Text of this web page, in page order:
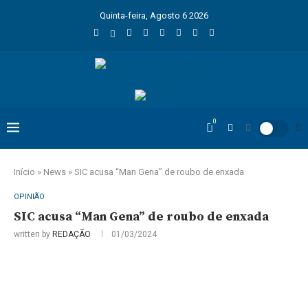
Quinta-feira, Agosto 6 2026
0
Início » News » SIC acusa “Man Gena” de roubo de enxada
OPINIÃO
SIC acusa “Man Gena” de roubo de enxada
written by REDAÇÃO 01/03/2024